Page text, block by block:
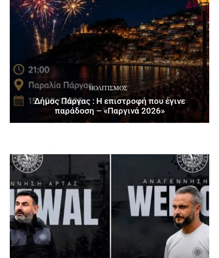
ΠΟΛΙΤΙΣΜΌΣ
Δήμος Πάργας : Η επιστροφή που έγινε
παράδοση – «Παργινά 2026»